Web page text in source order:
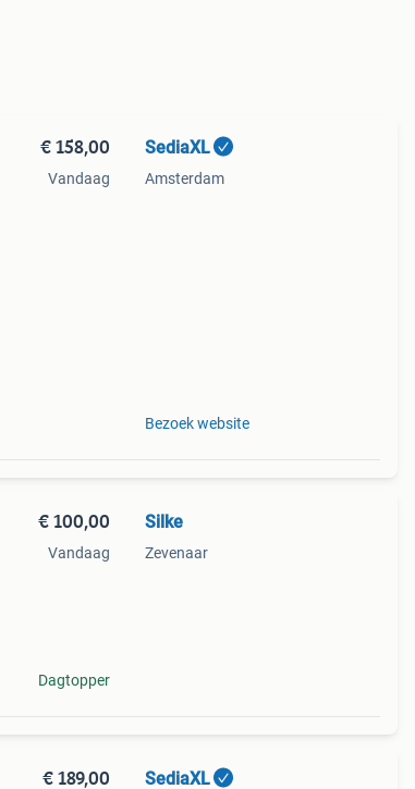
€ 158,00
Vandaag
SediaXL
Amsterdam
Bezoek website
€ 100,00
Vandaag
Dagtopper
Silke
Zevenaar
€ 189,00 SediaXL